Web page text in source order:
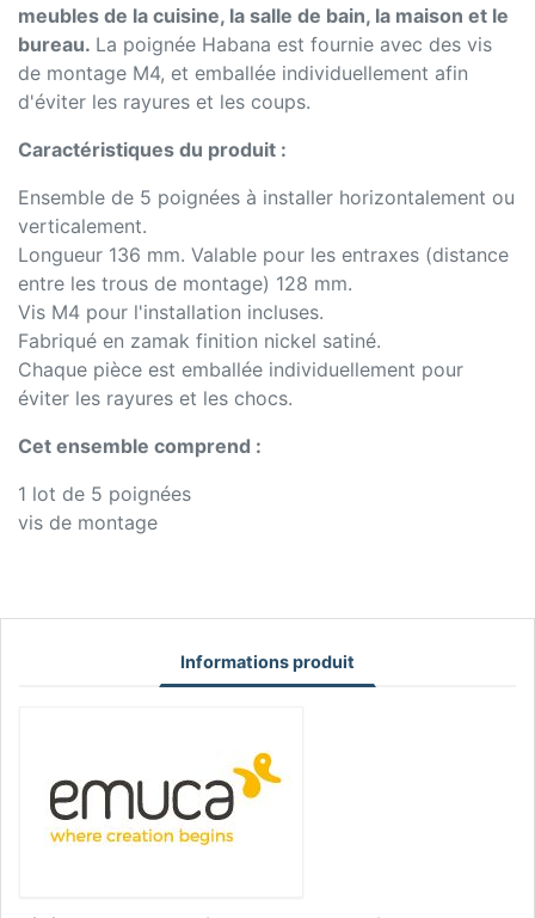
meubles de la cuisine, la salle de bain, la maison et le
bureau. La poignée Habana est fournie avec des vis
de montage M4, et emballée individuellement afin
d'éviter les rayures et les coups.
Caractéristiques du produit :
Ensemble de 5 poignées à installer horizontalement ou
verticalement.
Longueur 136 mm. Valable pour les entraxes (distance
entre les trous de montage) 128 mm.
Vis M4 pour l'installation incluses.
Fabriqué en zamak finition nickel satiné.
Chaque pièce est emballée individuellement pour
éviter les rayures et les chocs.
Cet ensemble comprend :
1 lot de 5 poignées
vis de montage
Informations produit